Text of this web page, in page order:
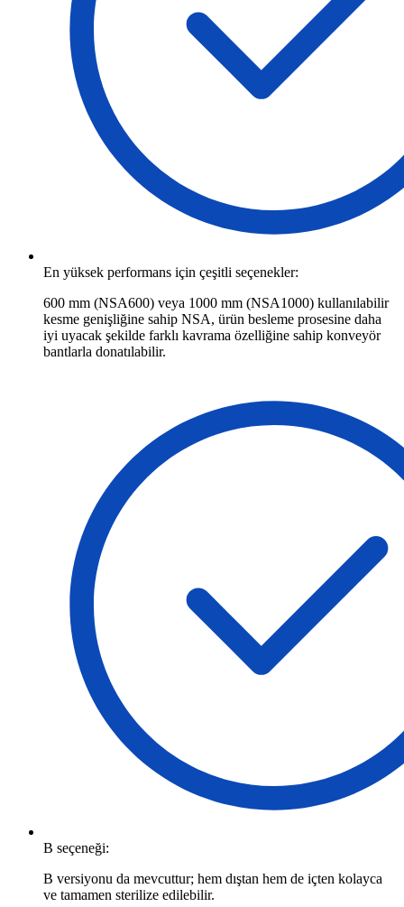
En yüksek performans için çeşitli seçenekler:
600 mm (NSA600) veya 1000 mm (NSA1000) kullanılabilir
kesme genişliğine sahip NSA, ürün besleme prosesine daha
iyi uyacak şekilde farklı kavrama özelliğine sahip konveyör
bantlarla donatılabilir.
B seçeneği:
B versiyonu da mevcuttur; hem dıştan hem de içten kolayca
ve tamamen sterilize edilebilir.